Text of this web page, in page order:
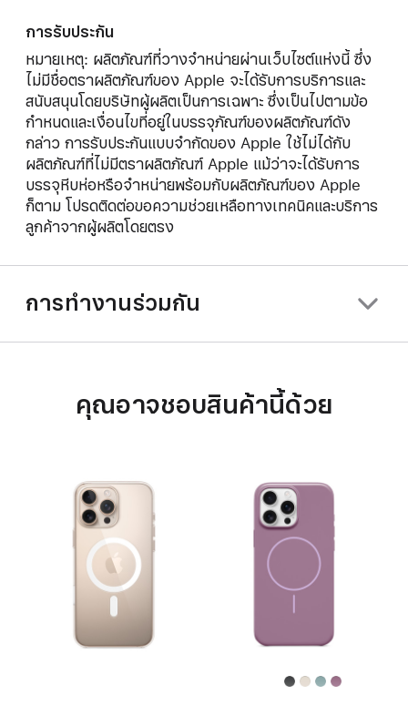
การรับประกัน
หมายเหตุ: ผลิตภัณฑ์ที่วางจำหน่ายผ่านเว็บไซต์แห่งนี้ ซึ่ง
ไม่มีชื่อตราผลิตภัณฑ์ของ Apple จะได้รับการบริการและ
สนับสนุนโดยบริษัทผู้ผลิตเป็นการเฉพาะ ซึ่งเป็นไปตามข้อ
กำหนดและเงื่อนไขที่อยู่ในบรรจุภัณฑ์ของผลิตภัณฑ์ดัง
กล่าว การรับประกันแบบจำกัดของ Apple ใช้ไม่ได้กับ
ผลิตภัณฑ์ที่ไม่มีตราผลิตภัณฑ์ Apple แม้ว่าจะได้รับการ
บรรจุหีบห่อหรือจำหน่ายพร้อมกับผลิตภัณฑ์ของ Apple
ก็ตาม โปรดติดต่อขอความช่วยเหลือทางเทคนิคและบริการ
ลูกค้าจากผู้ผลิตโดยตรง
การทำงานร่วมกัน
คุณอาจชอบสินค้านี้ด้วย